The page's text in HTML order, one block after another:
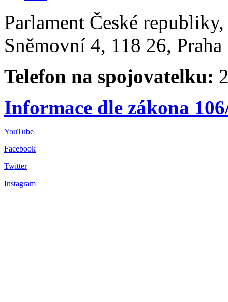
Parlament České
Sněmovní 4, 118 26,
Telefon na spojovatelku:
Informace dle zákona
YouTube
Facebook
Twitter
Instagram